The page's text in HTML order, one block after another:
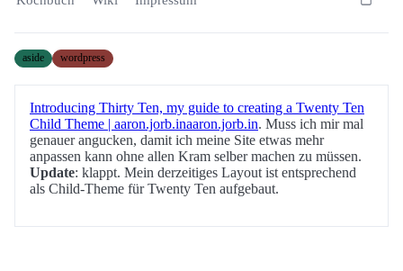
aside wordpress
Introducing Thirty Ten, my guide to creating a Twenty Ten
Child Theme | aaron.jorb.inaaron.jorb.in. Muss ich mir mal
genauer angucken, damit ich meine Site etwas mehr
anpassen kann ohne allen Kram selber machen zu müssen.
Update: klappt. Mein derzeitiges Layout ist entsprechend
als Child-Theme für Twenty Ten aufgebaut.